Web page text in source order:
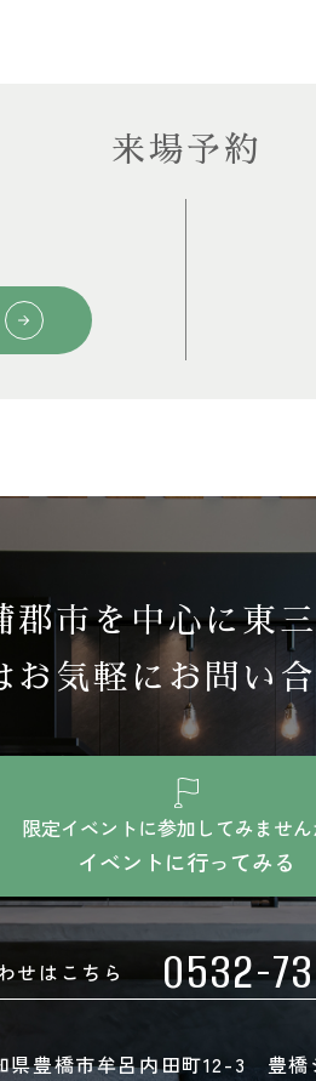
来場予約
郡市を中心に東
お気軽にお問い
限定イベントに参加してみません
イベントに行ってみる
せはこちら 0532-
県豊橋市牟呂内田町12-3 豊